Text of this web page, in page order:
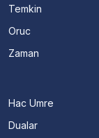
Temkin
Oruc
Zaman
Hac Umre
Dualar